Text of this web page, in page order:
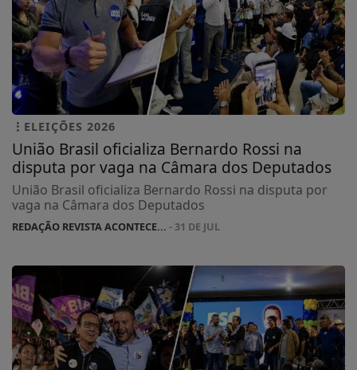
ELEIÇÕES 2026
União Brasil oficializa Bernardo Rossi na
disputa por vaga na Câmara dos Deputados
União Brasil oficializa Bernardo Rossi na disputa por
vaga na Câmara dos Deputados
REDAÇÃO REVISTA ACONTECE... - 31 DE JUL